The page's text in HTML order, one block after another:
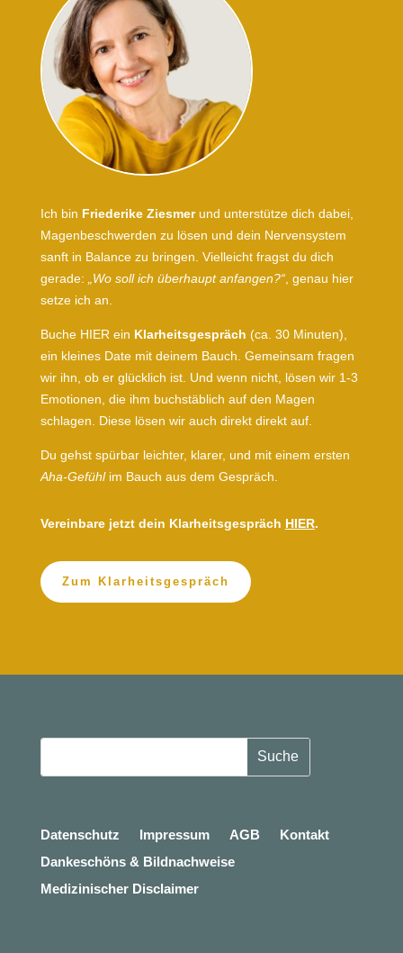
Ich bin Friederike Ziesmerund unterstütze dich dabei,
Magenbeschwerden zu lösen und dein Nervensystem
sanft in Balance zu bringen. Vielleicht fragst du dich
gerade:
„Wo soll ich überhaupt anfangen?“, genau hier
setze ich an.
Buche HIER ein Klarheitsgespräch (ca. 30 Minuten),
ein kleines Date mit deinem Bauch. Gemeinsam fragen
wir ihn, ob er glücklich ist. Und wenn nicht, lösen wir 1-3
Emotionen, die ihm buchstäblich auf den Magen
schlagen. Diese lösen wir auch direkt direkt auf.
Du gehst spürbar leichter, klarer, und mit einem ersten
Aha-Gefühlim Bauch aus dem Gespräch.
Vereinbare jetzt dein Klarheitsgespräch HIER.
Zum Klarheitsgespräch
Datenschutz Impressum AGB
Kontakt
Dankeschöns & Bildnachweise
Medizinischer Disclaimer